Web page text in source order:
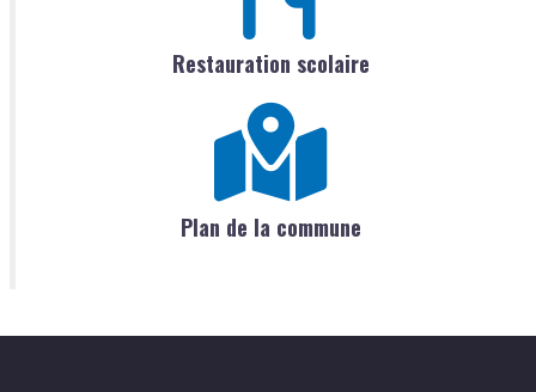
Restauration scolaire
Plan de la commune